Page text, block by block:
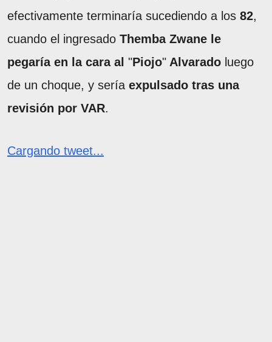
efectivamente terminaría sucediendo a los 82,
cuando el ingresado Themba Zwane le
pegaría en la cara al "Piojo" Alvarado luego
de un choque, y sería expulsado tras una
revisión por VAR.
Cargando tweet...